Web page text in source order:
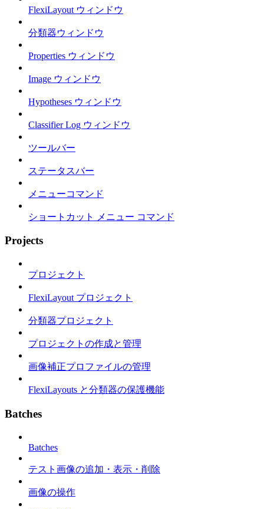
FlexiLayout ウィンドウ
分類器ウィンドウ
Properties ウィンドウ
Image ウィンドウ
Hypotheses ウィンドウ
Classifier Log ウィンドウ
ツールバー
ステータスバー
メニューコマンド
ショートカット メニュー コマンド
Projects
プロジェクト
FlexiLayout プロジェクト
分類器プロジェクト
プロジェクトの作成と管理
画像補正プロファイルの管理
FlexiLayouts と分類器の保護機能
Batches
Batches
テスト画像の追加・表示・削除
画像の操作